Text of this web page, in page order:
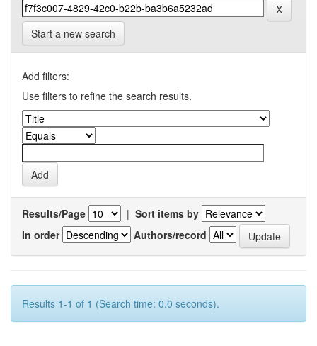
Start a new search
Add filters:
Use filters to refine the search results.
Results/Page | Sort items by
In order
Authors/record
Results 1-1 of 1 (Search time: 0.0 seconds).